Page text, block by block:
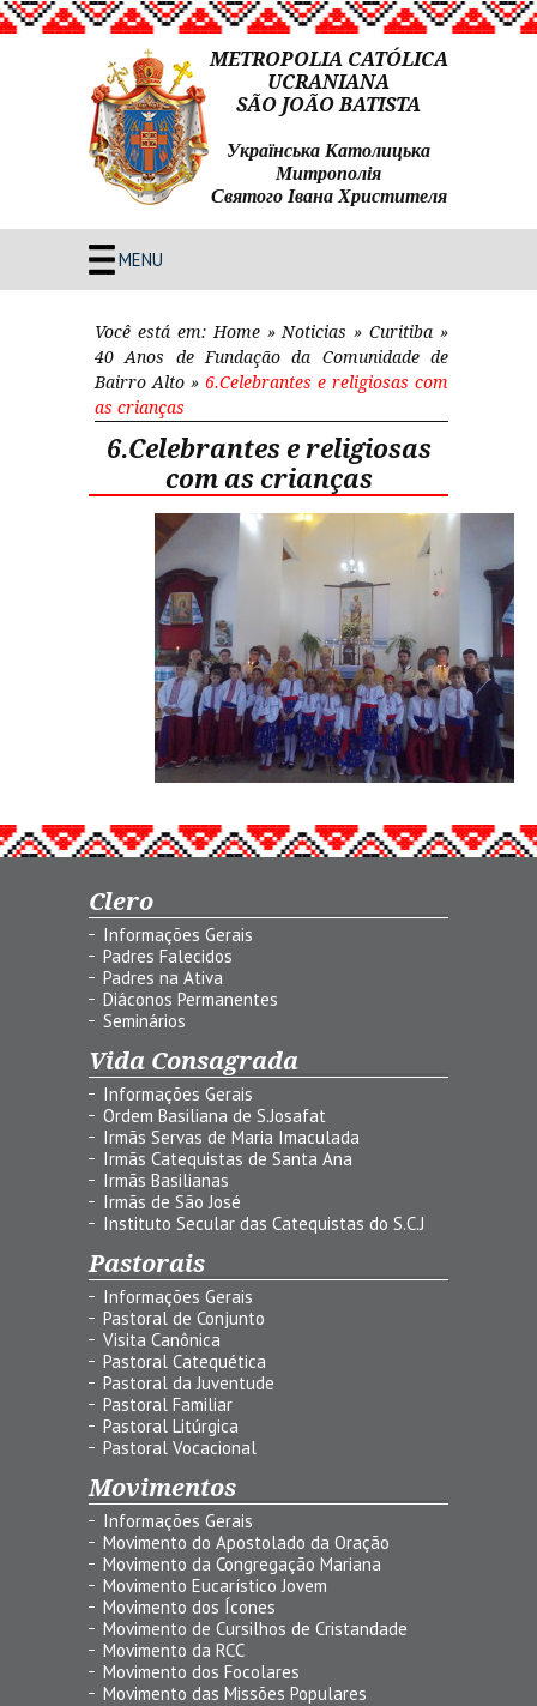
METROPOLIA CATÓLICA
UCRANIANA
SÃO JOÃO BATISTA
Українська Католицька
Митрополія
Святого Івана Христителя
MENU
Você está em: Home» Noticias »Curitiba »
40 Anos de Fundação da Comunidade de
Bairro Alto » 6.Celebrantes e religiosas com
as crianças
6.Celebrantes e religiosas
com as crianças
Clero
Informações Gerais
Padres Falecidos
Padres na Ativa
Diáconos Permanentes
Seminários
Vida Consagrada
Informações Gerais
Ordem Basiliana de S.Josafat
Irmãs Servas de Maria Imaculada
Irmãs Catequistas de Santa Ana
Irmãs Basilianas
Irmãs de São José
Instituto Secular das Catequistas do S.C.J
Pastorais
Informações Gerais
Pastoral de Conjunto
Visita Canônica
Pastoral Catequética
Pastoral da Juventude
Pastoral Familiar
Pastoral Litúrgica
Pastoral Vocacional
Movimentos
Informações Gerais
Movimento do Apostolado da Oração
Movimento da Congregação Mariana
Movimento Eucarístico Jovem
Movimento dos Ícones
Movimento de Cursilhos de Cristandade
Movimento da RCC
Movimento dos Focolares
Movimento das Missões Populares